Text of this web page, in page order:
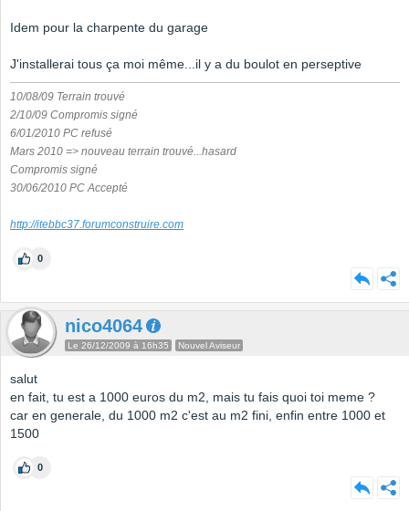
Idem pour la charpente du garage
J'installerai tous ça moi même...il y a du boulot en perseptive
10/08/09 Terrain trouvé
2/10/09 Compromis signé
6/01/2010 PC refusé
Mars 2010 => nouveau terrain trouvé...hasard
Compromis signé
30/06/2010 PC Accepté
http://itebbc37.forumconstruire.com
0
nico4064
Le 26/12/2009 à 16h35 Nouvel Aviseur
salut
en fait, tu est a 1000 euros du m2, mais tu fais quoi toi meme ?
car en generale, du 1000 m2 c'est au m2 fini, enfin entre 1000 et
1500
0